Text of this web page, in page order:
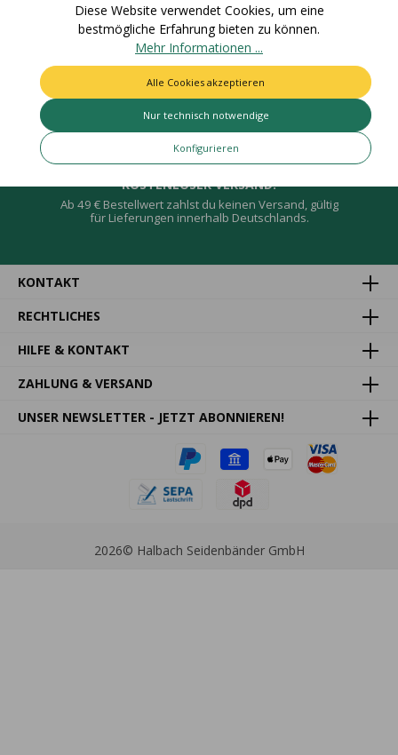
Deine Vorteile
KOSTENLOSER VERSAND!
Ab 49 € Bestellwert zahlst du keinen Versand, gültig
für Lieferungen innerhalb Deutschlands.
KONTAKT
RECHTLICHES
HILFE & KONTAKT
ZAHLUNG & VERSAND
UNSER NEWSLETTER - JETZT ABONNIEREN!
2026© Halbach Seidenbänder GmbH
Diese Website verwendet Cookies, um eine
bestmögliche Erfahrung bieten zu können.
Mehr Informationen ...
Nur technisch notwendige
Konfigurieren
Alle Cookies akzeptieren